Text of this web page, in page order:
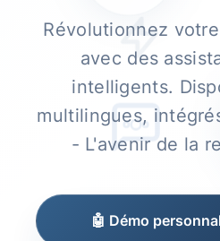
Révolutionnez
avec des
intelligents.
multilingues,
- L'avenir de la
🤖 Démo